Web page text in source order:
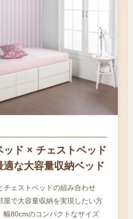
ッド × チェストベッド
適な大容量収納ベッド
チェストベッドの組み合わせ
屋で大容量収納を実現したい方
幅80cmのコンパクトなサイズ